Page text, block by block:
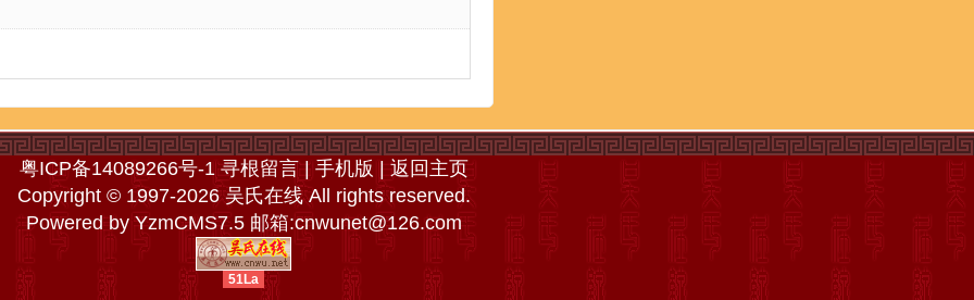
粤ICP备14089266号-1寻根留言| 手机版
返回主页
Copyright © 1997-2026 吴氏在线 All rights reserved.
Powered byYzmCMS7.5邮箱:cnwunet@126.com
51La